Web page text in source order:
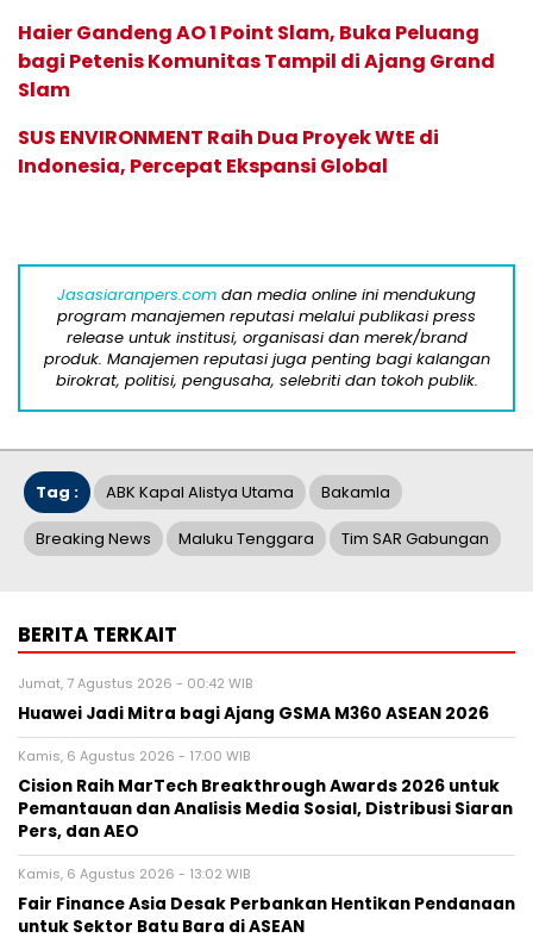
Haier Gandeng AO 1 Point Slam, Buka Peluang
bagi Petenis Komunitas Tampil di Ajang Grand
Slam
SUS ENVIRONMENT Raih Dua Proyek WtE di
Indonesia, Percepat Ekspansi Global
Jasasiaranpers.com dan media online ini mendukung
program manajemen reputasi melalui publikasi press
release untuk institusi, organisasi dan merek/brand
produk. Manajemen reputasi juga penting bagi kalangan
birokrat, politisi, pengusaha, selebriti dan tokoh publik.
Tag : ABK Kapal Alistya Utama Bakamla
Breaking News Maluku Tenggara Tim SAR Gabungan
BERITA TERKAIT
Jumat, 7 Agustus 2026 - 00:42 WIB
Huawei Jadi Mitra bagi Ajang GSMA M360 ASEAN 2026
Kamis, 6 Agustus 2026 - 17:00 WIB
Cision Raih MarTech Breakthrough Awards 2026 untuk
Pemantauan dan Analisis Media Sosial, Distribusi Siaran
Pers, dan AEO
Kamis, 6 Agustus 2026 - 13:02 WIB
Fair Finance Asia Desak Perbankan Hentikan Pendanaan
untuk Sektor Batu Bara di ASEAN